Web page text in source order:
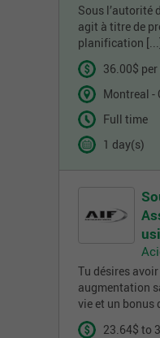
Sous l’autorité
agit à titre de
planification [...]
36.00$
Montreal -
Full time
1 day(s)
Tu désires
augmentation
vie et un bonus
23.64$ to